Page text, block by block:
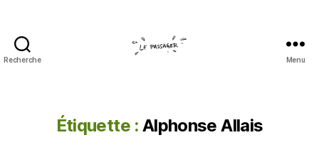
Recherche Menu
Étiquette : Alphonse Allais